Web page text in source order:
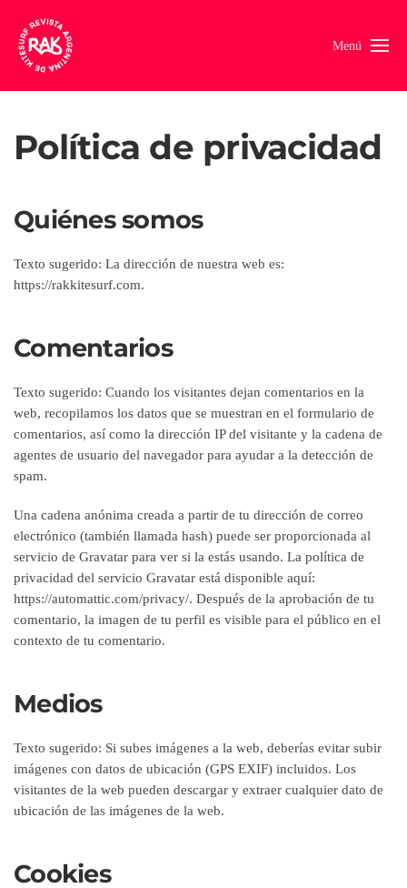
Menú
Política de privacidad
Quiénes somos
Texto sugerido: La dirección de nuestra web es:
https://rakkitesurf.com.
Comentarios
Texto sugerido: Cuando los visitantes dejan comentarios en la
web, recopilamos los datos que se muestran en el formulario de
comentarios, así como la dirección IP del visitante y la cadena de
agentes de usuario del navegador para ayudar a la detección de
spam.
Una cadena anónima creada a partir de tu dirección de correo
electrónico (también llamada hash) puede ser proporcionada al
servicio de Gravatar para ver si la estás usando. La política de
privacidad del servicio Gravatar está disponible aquí:
https://automattic.com/privacy/. Después de la aprobación de tu
comentario, la imagen de tu perfil es visible para el público en el
contexto de tu comentario.
Medios
Texto sugerido: Si subes imágenes a la web, deberías evitar subir
imágenes con datos de ubicación (GPS EXIF) incluidos. Los
visitantes de la web pueden descargar y extraer cualquier dato de
ubicación de las imágenes de la web.
Cookies